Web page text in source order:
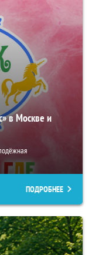
в Москве и
ПОДРОБНЕЕ